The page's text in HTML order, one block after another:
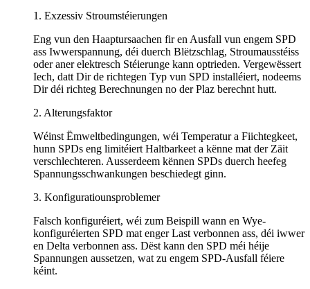
1. Exzessiv Stroumstéierungen
Eng vun den Haaptursaachen fir en Ausfall vun engem SPD
ass Iwwerspannung, déi duerch Blëtzschlag, Stroumausstéiss
oder aner elektresch Stéierunge kann optrieden. Vergewëssert
Iech, datt Dir de richtegen Typ vun SPD installéiert, nodeems
Dir déi richteg Berechnungen no der Plaz berechnt hutt.
2. Alterungsfaktor
Wéinst Ëmweltbedingungen, wéi Temperatur a Fiichtegkeet,
hunn SPDs eng limitéiert Haltbarkeet a kënne mat der Zäit
verschlechteren. Ausserdeem kënnen SPDs duerch heefeg
Spannungsschwankungen beschiedegt ginn.
3. Konfiguratiounsproblemer
Falsch konfiguréiert, wéi zum Beispill wann en Wye-
konfiguréierten SPD mat enger Last verbonnen ass, déi iwwer
en Delta verbonnen ass. Dëst kann den SPD méi héije
Spannungen aussetzen, wat zu engem SPD-Ausfall féiere
kéint.